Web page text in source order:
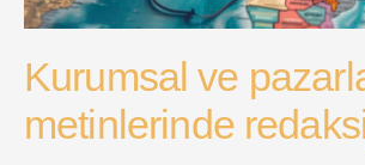
Kurumsal ve
metinlerinde